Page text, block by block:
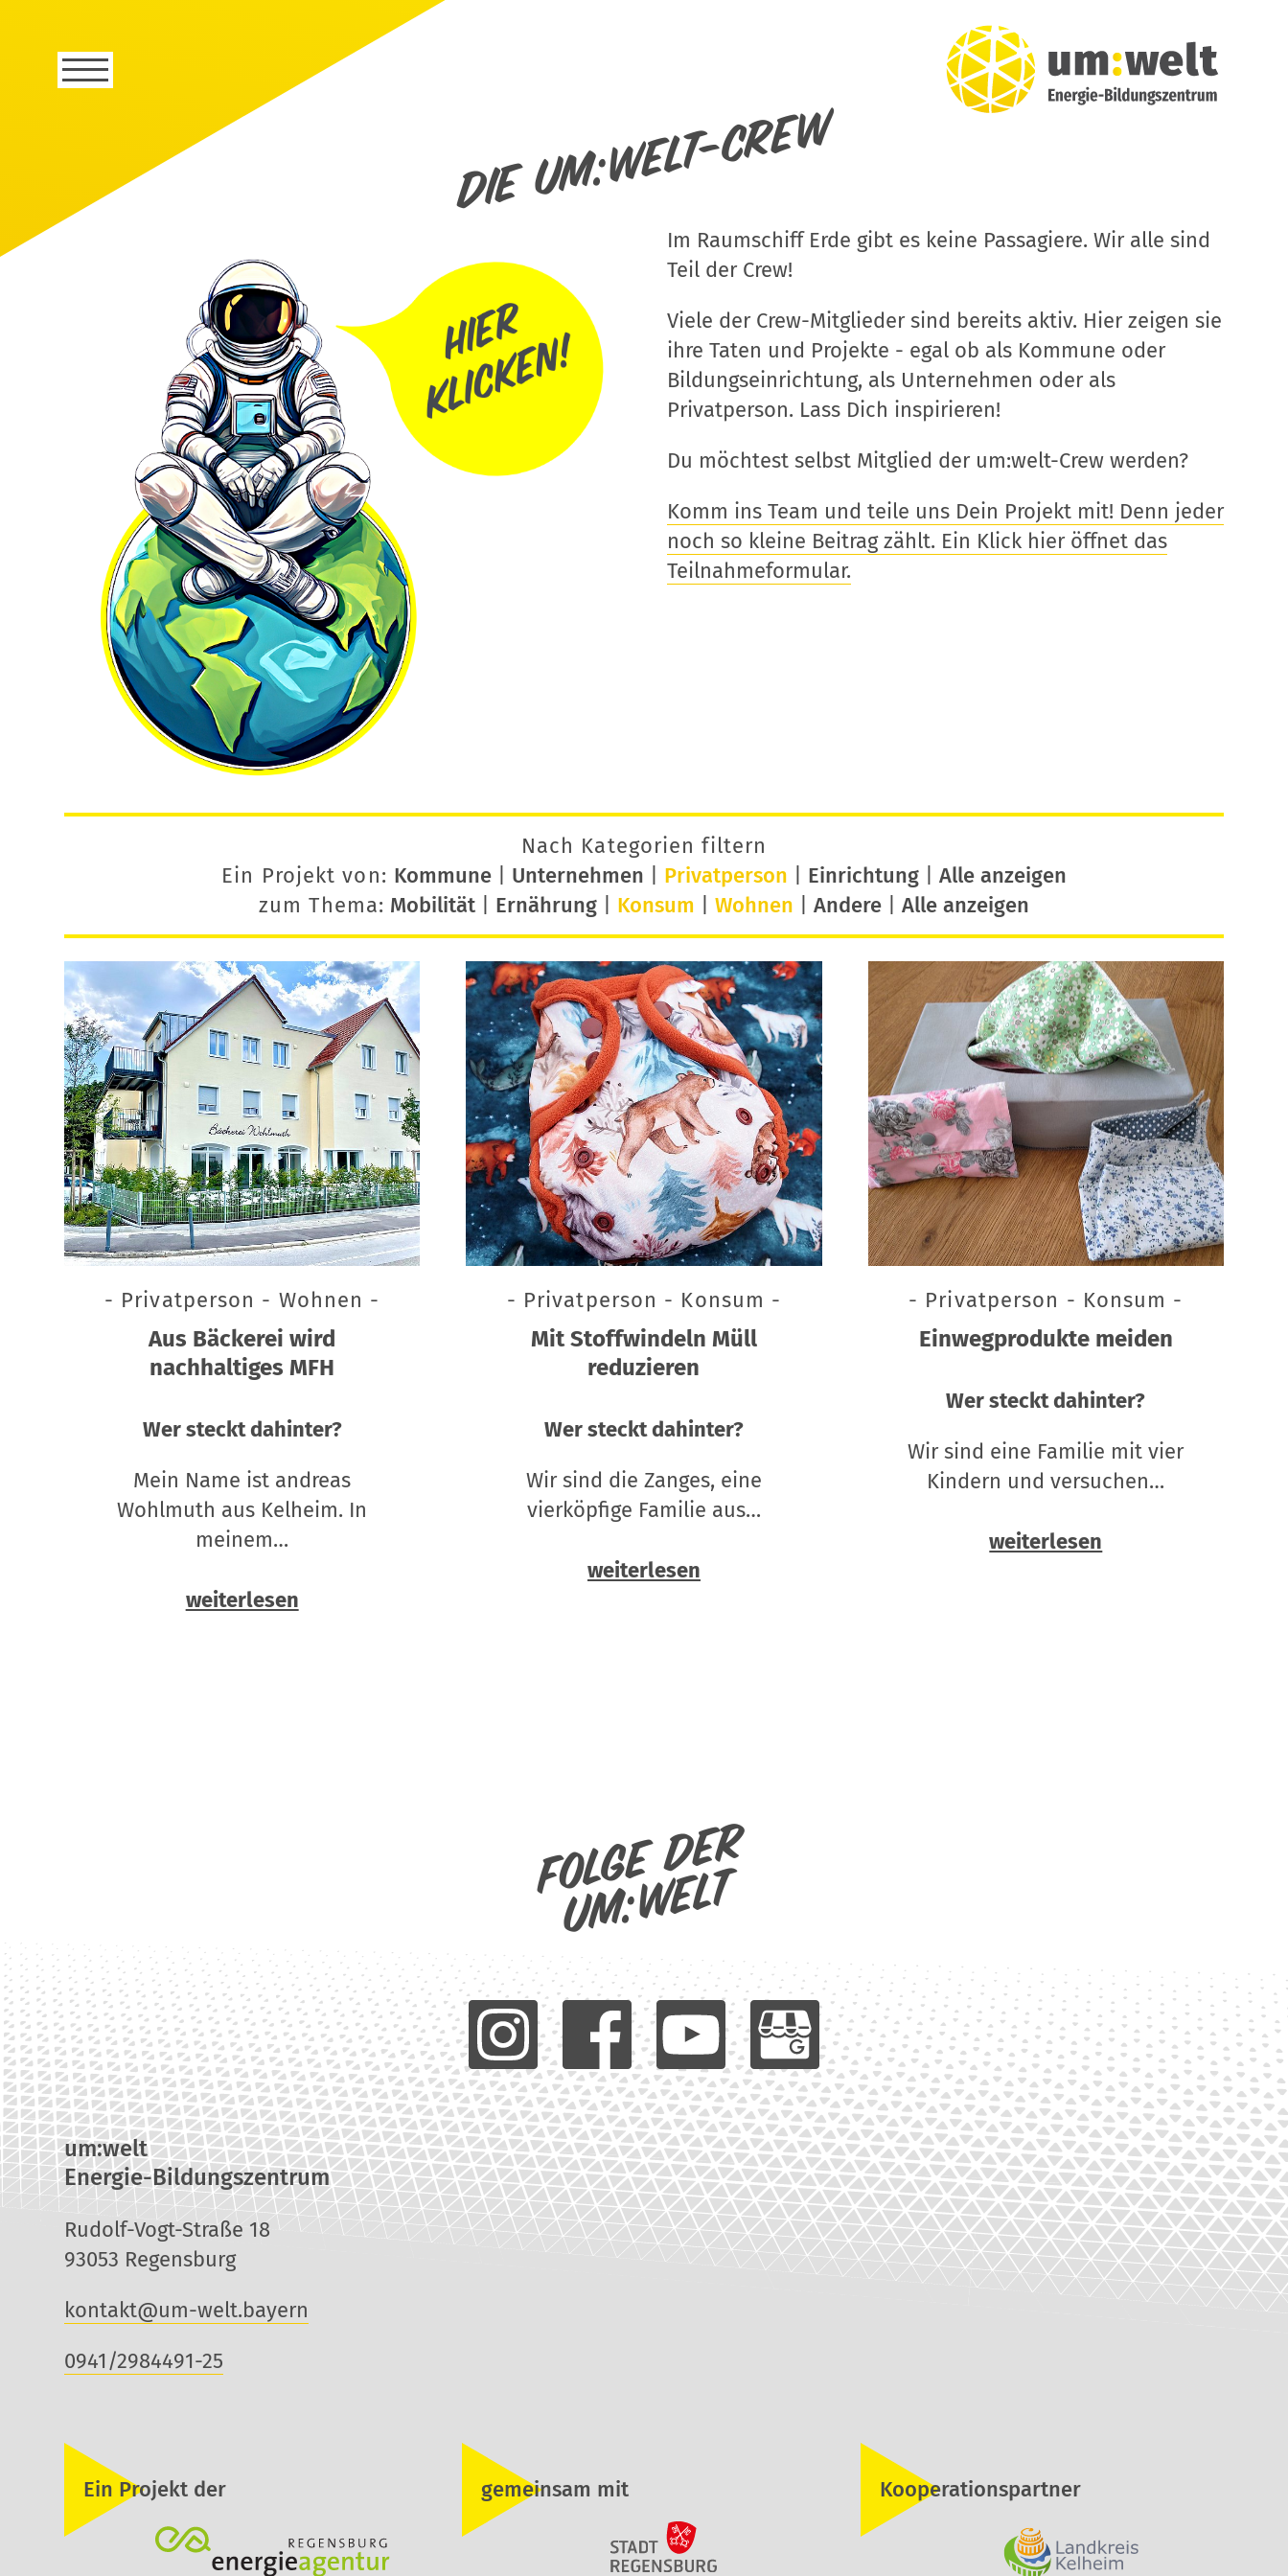
Die um:welt-Crew
Im Raumschiff Erde gibt es keine Passagiere. Wir alle sind
Teil der Crew!
Viele der Crew-Mitglieder sind bereits aktiv. Hier zeigen sie
ihre Taten und Projekte - egal ob als Kommune oder
Bildungseinrichtung, als Unternehmen oder als
Privatperson. Lass Dich inspirieren!
Du möchtest selbst Mitglied der um:welt-Crew werden?
Komm ins Team und teile uns Dein Projekt mit! Denn jeder
noch so kleine Beitrag zählt. Ein Klick hier öffnet das
Teilnahmeformular.
Nach Kategorien filtern
Ein Projekt von: Kommune| Unternehmen Privatperson Einrichtung| Alle anzeigen
zum Thema: Mobilität Ernährung Konsum Wohnen Andere Alle anzeigen
- Privatperson - Wohnen -
Aus Bäckerei wird
nachhaltiges MFH
Wer steckt dahinter?
Mein Name ist andreas
Wohlmuth aus Kelheim. In
meinem…
weiterlesen
- Privatperson - Konsum -
Mit Stoffwindeln Müll
reduzieren
Wer steckt dahinter?
Wir sind die Zanges, eine
vierköpfige Familie aus…
weiterlesen
- Privatperson - Konsum -
Einwegprodukte meiden
Wer steckt dahinter?
Wir sind eine Familie mit vier
Kindern und versuchen…
weiterlesen
Folge der
um:welt
um:welt
Energie-Bildungszentrum
Rudolf-Vogt-Straße 18
93053 Regensburg
kontakt@um-welt.bayern
0941/2984491-25
Ein Projekt der gemeinsam mit Kooperationspartner